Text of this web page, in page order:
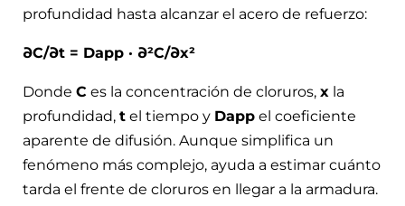
profundidad hasta alcanzar el acero de refuerzo:
∂C/∂t = Dapp · ∂²C/∂x²
Donde C es la concentración de cloruros, x la
profundidad, t el tiempo y Dapp el coeficiente
aparente de difusión. Aunque simplifica un
fenómeno más complejo, ayuda a estimar cuánto
tarda el frente de cloruros en llegar a la armadura.